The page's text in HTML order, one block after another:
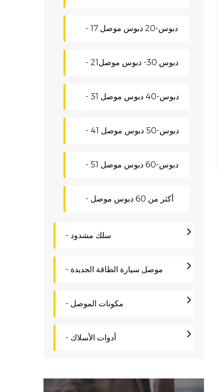
- 17 دبوس-20 دبوس موصل
- دبوس 30- دبوس موصل21
- 31 دبوس-40 دبوس موصل
- 41 دبوس-50 دبوس موصل
- 51 دبوس-60 دبوس موصل
- أكثر من 60 دبوس موصل
- سلك مشدود
- موصل سيارة الطاقة الجديدة
- مكونات الموصل
- أدوات الأسلاك